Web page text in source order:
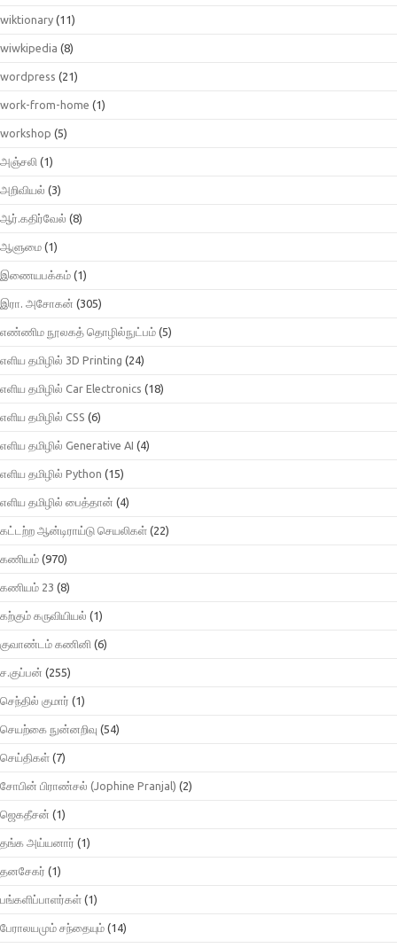
wiktionary (11)
wiwkipedia (8)
wordpress (21)
work-from-home (1)
workshop (5)
அஞ்சலி (1)
அறிவியல் (3)
ஆர்.கதிர்வேல் (8)
ஆளுமை (1)
இணையபக்கம் (1)
இரா. அசோகன் (305)
எண்ணிம நூலகத் தொழில்நுட்பம் (5)
எளிய தமிழில் 3D Printing (24)
எளிய தமிழில் Car Electronics (18)
எளிய தமிழில் CSS (6)
எளிய தமிழில் Generative AI (4)
எளிய தமிழில் Python (15)
எளிய தமிழில் பைத்தான் (4)
கட்டற்ற ஆன்டிராய்டு செயலிகள் (22)
கணியம் (970)
கணியம் 23 (8)
கற்கும் கருவியியல் (1)
குவாண்டம் கணினி (6)
ச.குப்பன் (255)
செந்தில் குமார் (1)
செயற்கை நுன்னறிவு (54)
செய்திகள் (7)
சோபின் பிராண்சல் (Jophine Pranjal) (2)
ஜெகதீசன் (1)
தங்க அய்யனார் (1)
தனசேகர் (1)
பங்களிப்பாளர்கள் (1)
பேராலயமும் சந்தையும் (14)